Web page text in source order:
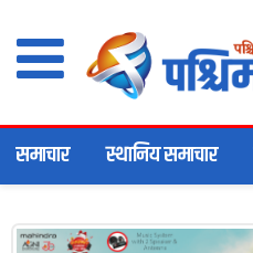
समाचार स्थानिय समाचार